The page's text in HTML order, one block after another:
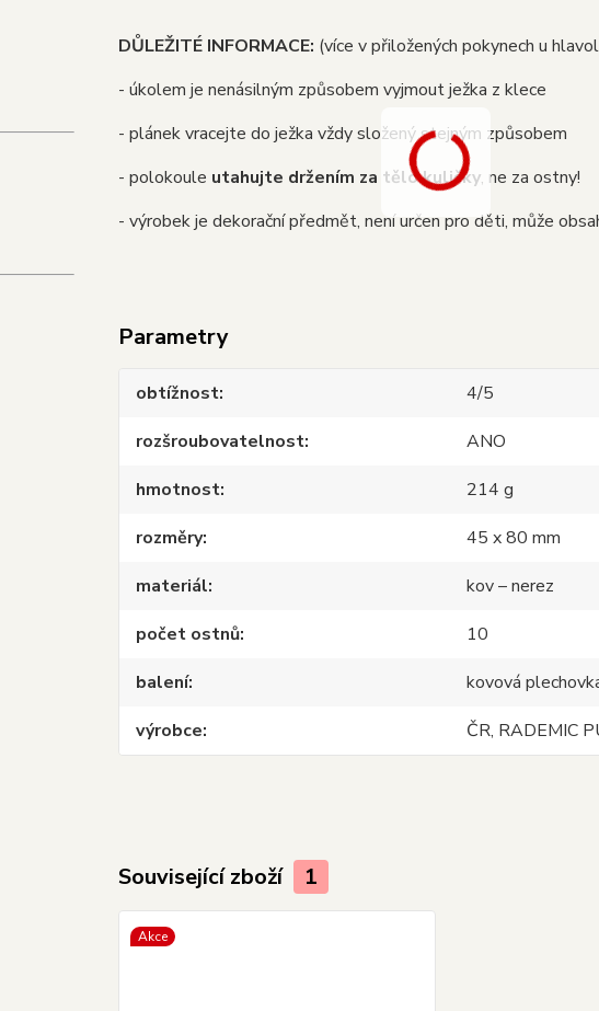
DŮLEŽITÉ INFORMACE: (více v přiložených pokynech u
- úkolem je nenásilným způsobem vyjmout ježka z klece
- plánek vracejte do ježka vždy složený stejným způsobem
- polokoule utahujte držením za tělo kuličky, ne za ostny!
- výrobek je dekorační předmět, není určen pro děti, může
Parametry
obtížnost
4/5
rozšroubovatelnost
ANO
hmotnost
214 g
rozměry
45 x 80 mm
materiál
kov – nerez
počet ostnů
10
balení
kovová
výrobce
ČR, RADEMIC
Související zboží 1
Akce